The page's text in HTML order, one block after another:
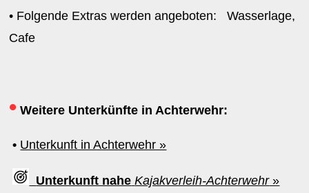
• Folgende Extras werden angeboten: Wasserlage,
Cafe
• Weitere Unterkünfte in Achterwehr:
• Unterkunft in Achterwehr »
Unterkunft nahe Kajakverleih-Achterwehr»